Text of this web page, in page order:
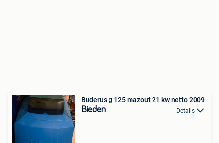
Buderus g 125 mazout 21 kw netto 2009
Bieden Details